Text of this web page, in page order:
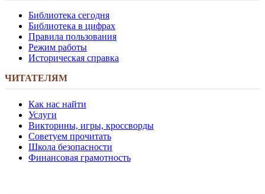
Библиотека сегодня
Библиотека в цифрах
Правила пользования
Режим работы
Историческая справка
ЧИТАТЕЛЯМ
Как нас найти
Услуги
Викторины, игры, кроссворды
Советуем прочитать
Школа безопасности
Финансовая грамотность